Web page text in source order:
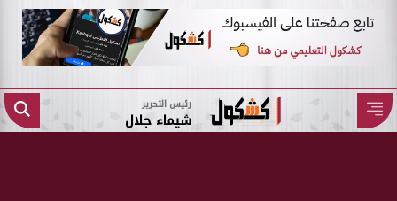
رئيس التحرير
شيماء جلال